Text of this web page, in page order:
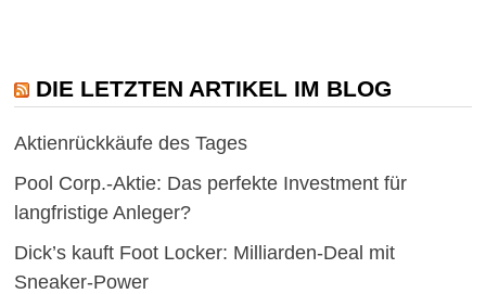
DIE LETZTEN ARTIKEL IM BLOG
Aktienrückkäufe des Tages
Pool Corp.-Aktie: Das perfekte Investment für
langfristige Anleger?
Dick’s kauft Foot Locker: Milliarden-Deal mit
Sneaker-Power